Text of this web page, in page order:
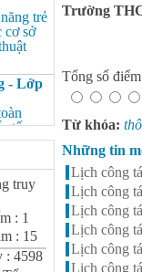
trẻ
cơ sở
- Lớp
tế
- Lớp
cấp
9A3
tế
truy
: 1
: 15
: 4598
Trường
Tổng số
Từ khóa:
Những tin
Lịch công
Lịch công
Lịch công
Lịch công
Lịch công
Lịch công